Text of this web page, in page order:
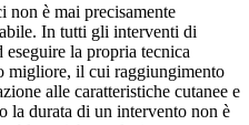
è mai precisamente
In tutti gli interventi di
la propria tecnica
migliore, il cui raggiungimento
alle caratteristiche cutanee e
la durata di un intervento non è